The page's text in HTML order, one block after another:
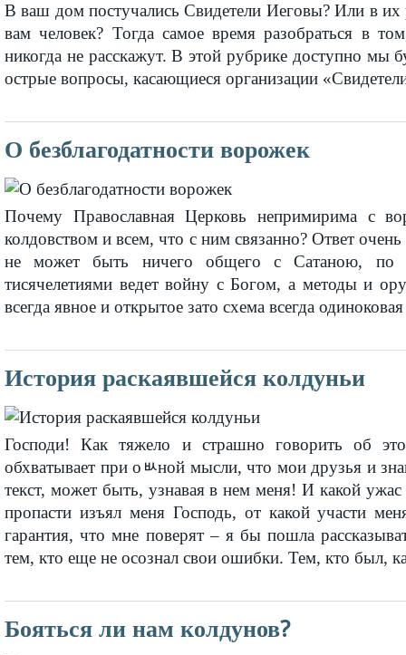
В ваш дом постучались Свидетели Иеговы? Или в их
вам человек? Тогда самое время разобраться в
никогда не расскажут. В этой рубрике доступно мы
острые вопросы, касающиеся организации
О безблагодатности ворожек
Почему Православная Церковь непримирима с
колдовством и всем, что с ним связанно? Ответ
не может быть ничего общего с Сатаною, по
тисячелетиями ведет войну с Богом, а методы и
всегда явное и открытое зато схема всегда
История раскаявшейся колдуньи
Господи! Как тяжело и страшно говорить об
обхватывает при оﾴной мысли, что мои друзья и
текст, может быть, узнавая в нем меня! И какой ужас
пропасти изъял меня Господь, от какой участи
гарантия, что мне поверят – я бы пошла
тем, кто еще не осознал свои ошибки. Тем, кто был,
Бояться ли нам колдунов?